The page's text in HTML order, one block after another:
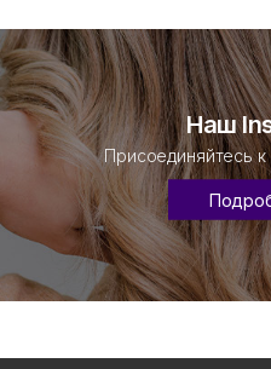
Наш
Присоединяйтесь к